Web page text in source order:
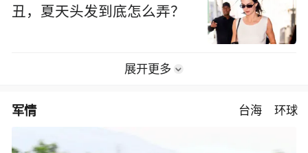
丑，夏天头发到底怎么弄？
展开更多
军情 台海 环球